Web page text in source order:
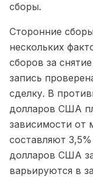
сборы.
Сторонние
нескольких
сборов за
запись
сделку. В
долларов США
зависимости от
составляют
долларов США
варьируются в